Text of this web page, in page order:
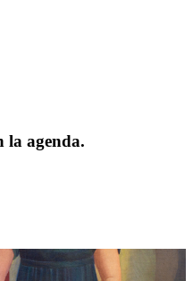
la agenda.